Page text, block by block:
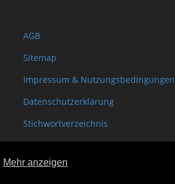
Mehr anzeigen
AGB
Sitemap
Impressum & Nutzungsbedingungen
Datenschutzerklärung
Stichwortverzeichnis
Shopinfo XML
Copyright www.onSite.org